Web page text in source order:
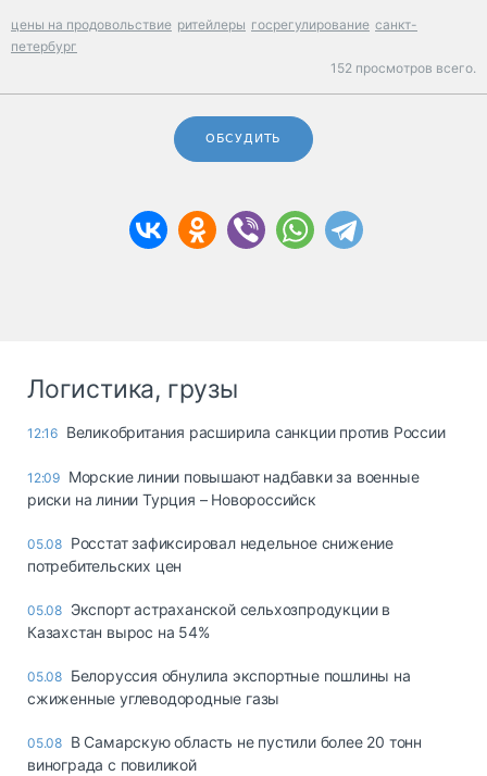
цены на продовольствие ритейлеры госрегулирование санкт-
петербург
152 просмотров всего.
ОБСУДИТЬ
Логистика, грузы
12:16 Великобритания расширила санкции против России
12:09 Морские линии повышают надбавки за военные
риски на линии Турция – Новороссийск
05.08 Росстат зафиксировал недельное снижение
потребительских цен
05.08 Экспорт астраханской сельхозпродукции в
Казахстан вырос на 54%
05.08 Белоруссия обнулила экспортные пошлины на
сжиженные углеводородные газы
05.08 В Самарскую область не пустили более 20 тонн
винограда с повиликой